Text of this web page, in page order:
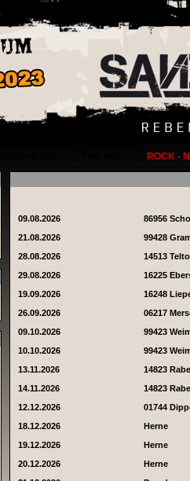
ROCK -
09.08.2026
86956
21.08.2026
99428
28.08.2026
14513
29.08.2026
16225
19.09.2026
16248
26.09.2026
06217
09.10.2026
99423
10.10.2026
99423
13.11.2026
14823
14.11.2026
14823
12.12.2026
01744
18.12.2026
Herne
19.12.2026
Herne
20.12.2026
Herne